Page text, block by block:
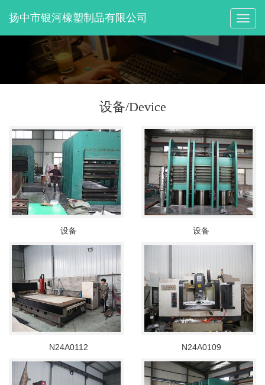
切
换
扬中市银河橡塑制品有限公司
设备/Device
设备 设备
N24A0112 N24A0109